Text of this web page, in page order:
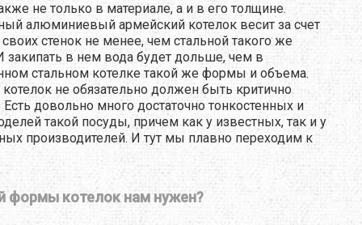
не только в материале, а и в его толщине.
алюминиевый армейский котелок весит за счет
стенок не менее, чем стальной такого же
закипать в нем вода будет дольше, чем в
стальном котелке такой же формы и объема.
котелок не обязательно должен быть критично
довольно много достаточно тонкостенных и
такой посуды, причем как у известных, так и у
производителей. И тут мы плавно переходим к
формы котелок нам нужен?